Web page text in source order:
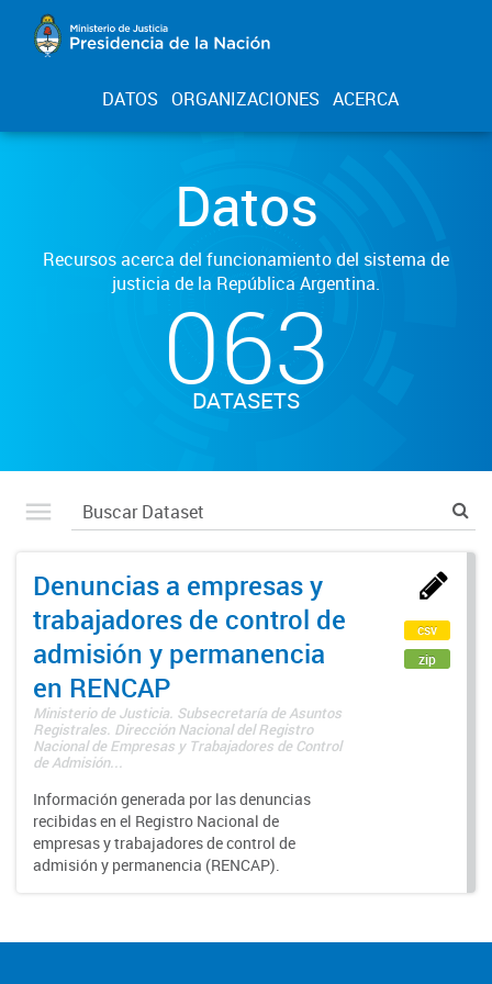
DATOS ORGANIZACIONES ACERCA
Datos
Recursos acerca del funcionamiento del sistema de
justicia de la República Argentina.
063
DATASETS
Denuncias a empresas y
trabajadores de control de
admisión y permanencia
en RENCAP
Ministerio de Justicia. Subsecretaría de Asuntos
Registrales. Dirección Nacional del Registro
Nacional de Empresas y Trabajadores de Control
de Admisión...
Información generada por las denuncias
recibidas en el Registro Nacional de
empresas y trabajadores de control de
admisión y permanencia (RENCAP).
csv
zip